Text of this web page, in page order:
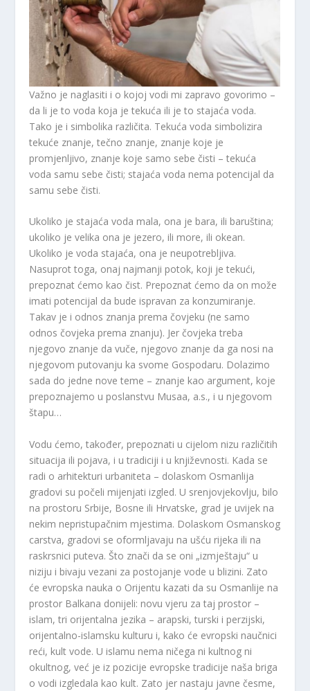
Važno je naglasiti i o kojoj vodi mi zapravo govorimo –
da li je to voda koja je tekuća ili je to stajaća voda.
Tako je i simbolika različita. Tekuća voda simbolizira
tekuće znanje, tečno znanje, znanje koje je
promjenljivo, znanje koje samo sebe čisti – tekuća
voda samu sebe čisti; stajaća voda nema potencijal da
samu sebe čisti.
Ukoliko je stajaća voda mala, ona je bara, ili baruština;
ukoliko je velika ona je jezero, ili more, ili okean.
Ukoliko je voda stajaća, ona je neupotrebljiva.
Nasuprot toga, onaj najmanji potok, koji je tekući,
prepoznat ćemo kao čist. Prepoznat ćemo da on može
imati potencijal da bude ispravan za konzumiranje.
Takav je i odnos znanja prema čovjeku (ne samo
odnos čovjeka prema znanju). Jer čovjeka treba
njegovo znanje da vuče, njegovo znanje da ga nosi na
njegovom putovanju ka svome Gospodaru. Dolazimo
sada do jedne nove teme – znanje kao argument, koje
prepoznajemo u poslanstvu Musaa, a.s., i u njegovom
štapu…
Vodu ćemo, također, prepoznati u cijelom nizu različitih
situacija ili pojava, i u tradiciji i u književnosti. Kada se
radi o arhitekturi urbaniteta – dolaskom Osmanlija
gradovi su počeli mijenjati izgled. U srenjovjekovlju, bilo
na prostoru Srbije, Bosne ili Hrvatske, grad je uvijek na
nekim nepristupačnim mjestima. Dolaskom Osmanskog
carstva, gradovi se oformljavaju na ušću rijeka ili na
raskrsnici puteva. Što znači da se oni „izmještaju“ u
niziju i bivaju vezani za postojanje vode u blizini. Zato
će evropska nauka o Orijentu kazati da su Osmanlije na
prostor Balkana donijeli: novu vjeru za taj prostor –
islam, tri orijentalna jezika – arapski, turski i perzijski,
orijentalno-islamsku kulturu i, kako će evropski naučnici
reći, kult vode. U islamu nema ničega ni kultnog ni
okultnog, već je iz pozicije evropske tradicije naša briga
o vodi izgledala kao kult. Zato jer nastaju javne česme,